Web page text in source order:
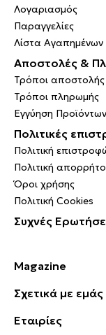
Λογαριασμός
Παραγγελίες
Λίστα Αγαπημένων
Αποστολές &
Τρόποι αποστολής
Τρόποι πληρωμής
Εγγύηση Προϊόντων
Πολιτικές
Πολιτική
Πολιτική
Όροι χρήσης
Πολιτική Cookies
Συχνές
Magazine
Σχετικά με εμάς
Εταιρίες